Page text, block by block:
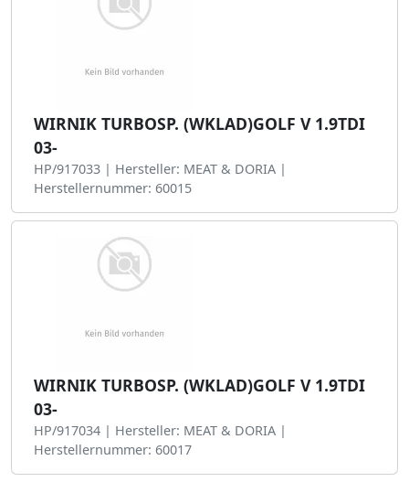
WIRNIK TURBOSP. (WKLAD)GOLF V 1.9TDI
03-
HP/917033 | Hersteller: MEAT & DORIA |
Herstellernummer: 60015
WIRNIK TURBOSP. (WKLAD)GOLF V 1.9TDI
03-
HP/917034 | Hersteller: MEAT & DORIA |
Herstellernummer: 60017